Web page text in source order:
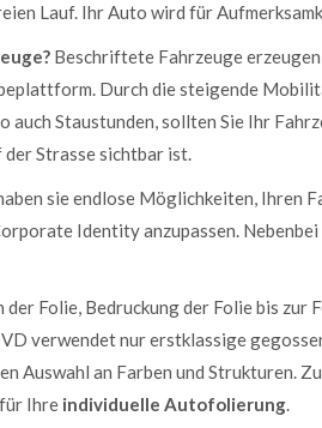
Lauf. Ihr Auto wird für
Beschriftete Fahrzeuge
Durch die steigende
auch Staustunden, sollten Sie Ihr
Strasse sichtbar ist.
sie endlose Möglichkeiten, Ihren
Identity anzupassen.
Folie, Bedruckung der Folie bis zur
verwendet nur erstklassige
Auswahl an Farben und Strukturen.
Ihre individuelle Autofolierung.